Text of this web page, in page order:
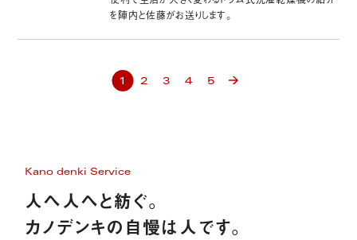
を陣内と佐藤がお送りします。
1 2 3 4 5
Kano denki Service
人へ人へと紡ぐ。
カノデンキの自慢は人です。